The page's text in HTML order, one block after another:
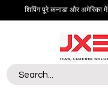
शिपिंग पूरे कनाडा और अमेरिका में